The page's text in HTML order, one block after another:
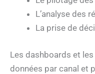
L’analyse des
La prise de
Les dashboards et
données par canal et